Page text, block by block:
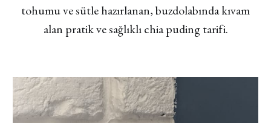
tohumu ve sütle hazırlanan, buzdolabında kıvam
alan pratik ve sağlıklı chia puding tarifi.